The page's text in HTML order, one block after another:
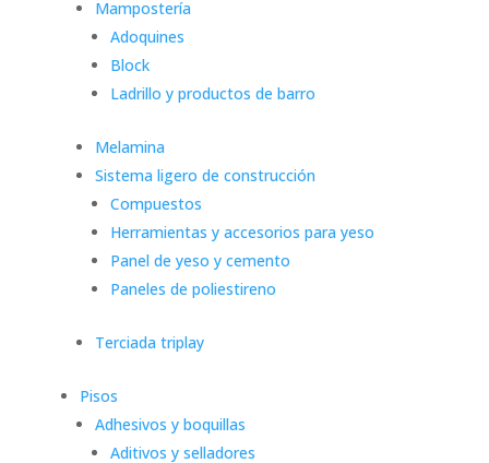
Mampostería
Adoquines
Block
Ladrillo y productos de barro
Melamina
Sistema ligero de construcción
Compuestos
Herramientas y accesorios para yeso
Panel de yeso y cemento
Paneles de poliestireno
Terciada triplay
Pisos
Adhesivos y boquillas
Aditivos y selladores